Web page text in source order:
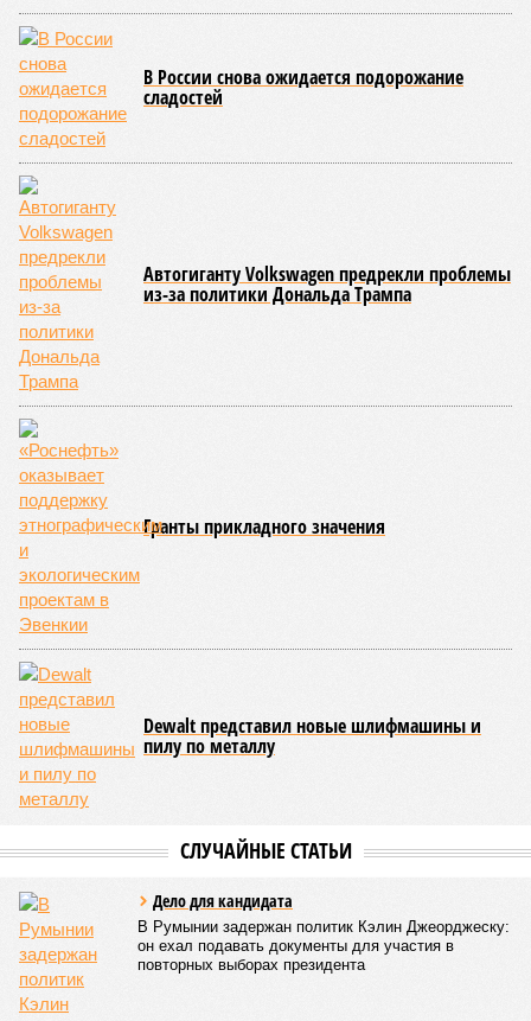
В России снова ожидается подорожание
сладостей
Автогиганту Volkswagen предрекли проблемы
из-за политики Дональда Трампа
Гранты прикладного значения
Dewalt представил новые шлифмашины и
пилу по металлу
СЛУЧАЙНЫЕ СТАТЬИ
Дело для кандидата
В Румынии задержан политик Кэлин Джеорджеску:
он ехал подавать документы для участия в
повторных выборах президента